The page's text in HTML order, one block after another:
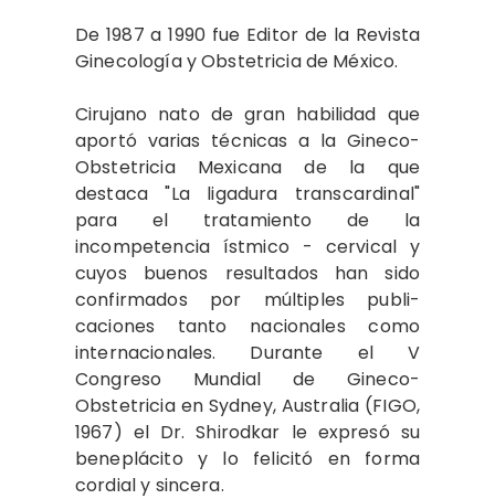
De 1987 a 1990 fue Editor de la Revista
Ginecología y Obstetricia de México.
Cirujano nato de gran habilidad que
aportó varias técnicas a la Gineco-
Obstetricia Mexicana de la que
destaca "La ligadura transcar­dinal"
para el tratamiento de la
incompetencia ístmico - cervical y
cuyos buenos resultados han sido
confirmados por múltiples publi­
caciones tanto nacionales como
internacionales. Durante el V
Congreso Mundial de Gineco-
Obstetricia en Sydney, Australia (FIGO,
1967) el Dr. Shirodkar le expresó su
beneplácito y lo felicitó en forma
cordial y sincera.